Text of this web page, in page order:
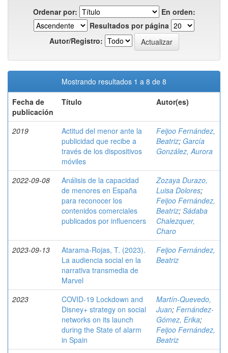
Ordenar por:
En orden:
Resultados por página
Autor/Registro:
Mostrando resultados 1 a 8 de 8
Fecha de
publicación
Título Autor(es)
2019
Actitud del menor ante la
publicidad que recibe a
través de los dispositivos
móviles
Feijoo Fernández,
Beatriz; García
González, Aurora
2022-09-08
Análisis de la capacidad
de menores en España
para reconocer los
contenidos comerciales
publicados por influencers
Zozaya Durazo,
Luisa Dolores;
Feijoo Fernández,
Beatriz; Sádaba
Chalezquer,
Charo
2023-09-13
Atarama-Rojas, T. (2023).
La audiencia social en la
narrativa transmedia de
Marvel
Feijoo Fernández,
Beatriz
2023
COVID-19 Lockdown and
Disney+ strategy on social
networks on its launch
during the State of alarm
in Spain
Martín-Quevedo,
Juan; Fernández-
Gómez, Erika;
Feijoo Fernández,
Beatriz